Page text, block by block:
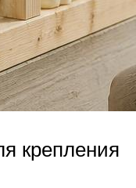
крепления